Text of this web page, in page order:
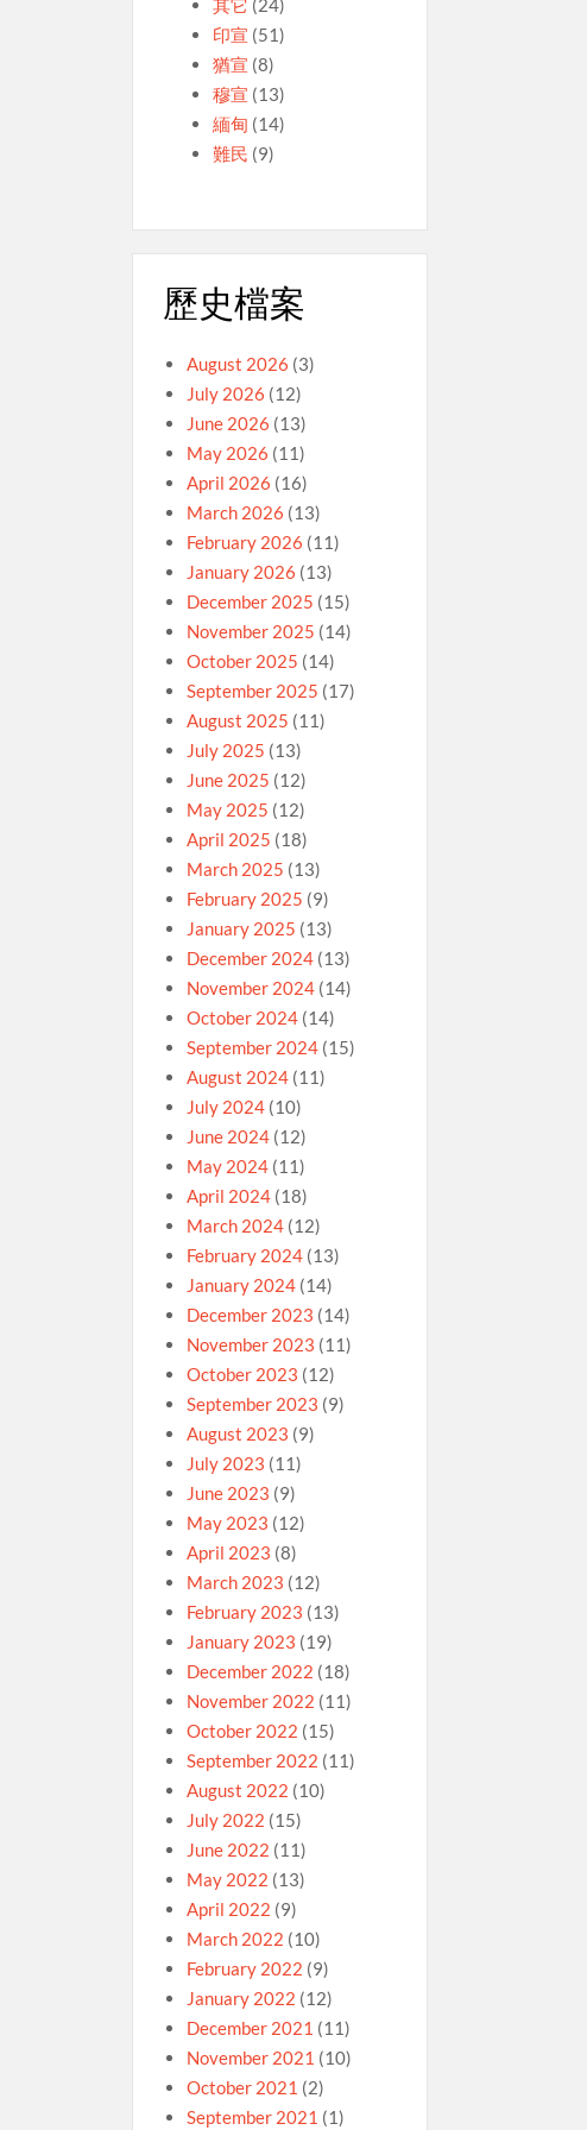
印宣 (51)
猶宣 (8)
穆宣 (13)
緬甸 (14)
難民 (9)
歷史檔案
August 2026 (3)
July 2026 (12)
June 2026 (13)
May 2026 (11)
April 2026 (16)
March 2026 (13)
February 2026 (11)
January 2026 (13)
December 2025 (15)
November 2025 (14)
October 2025 (14)
September 2025 (17)
August 2025 (11)
July 2025 (13)
June 2025 (12)
May 2025 (12)
April 2025 (18)
March 2025 (13)
February 2025 (9)
January 2025 (13)
December 2024(13)
November 2024(14)
October 2024(14)
September 2024(15)
August 2024(11)
July 2024(10)
June 2024(12)
May 2024(11)
April 2024(18)
March 2024(12)
February 2024(13)
January 2024(14)
December 2023 (14)
November 2023 (11)
October 2023 (12)
September 2023 (9)
August 2023 (9)
July 2023 (11)
June 2023 (9)
May 2023 (12)
April 2023 (8)
March 2023 (12)
February 2023 (13)
January 2023 (19)
December 2022 (18)
November 2022 (11)
October 2022 (15)
September 2022 (11)
August 2022 (10)
July 2022 (15)
June 2022 (11)
May 2022 (13)
April 2022 (9)
March 2022 (10)
February 2022 (9)
January 2022 (12)
December 2021 (11)
November 2021 (10)
October 2021 (2)
September 2021 (1)